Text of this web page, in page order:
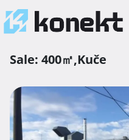
Sale: 400㎡,Kuče